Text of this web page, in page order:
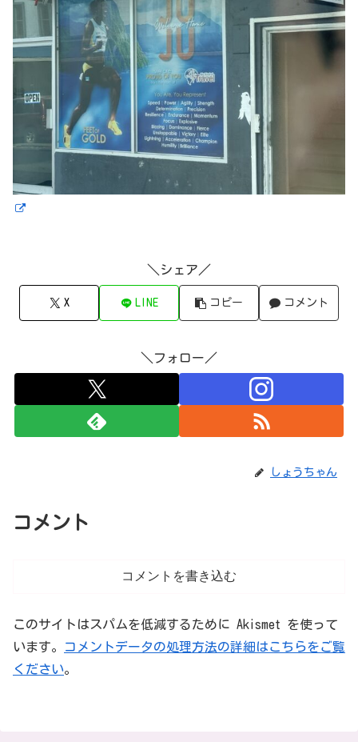
＼シェア／
X LINE コピー コメント
＼フォロー／
しょうちゃん
コメント
コメントを書き込む
このサイトはスパムを低減するために Akismet を使って
います。
コメントデータの処理方法の詳細はこちらをご覧
ください。